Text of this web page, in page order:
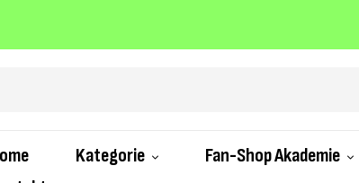
Kategorie
Fan-Shop Akademie